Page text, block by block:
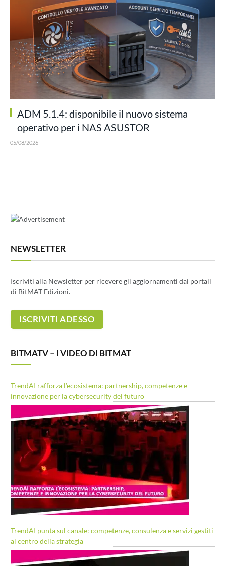
ADM 5.1.4: disponibile il nuovo sistema
operativo per i NAS ASUSTOR
05/08/2026
NEWSLETTER
Iscriviti alla Newsletter per ricevere gli aggiornamenti dai portali
di BitMAT Edizioni.
BITMATV – I VIDEO DI BITMAT
TrendAI rafforza l’ecosistema: partnership, competenze e
innovazione per la cybersecurity del futuro
TrendAI punta sul canale: competenze, consulenza e servizi gestiti
al centro della strategia